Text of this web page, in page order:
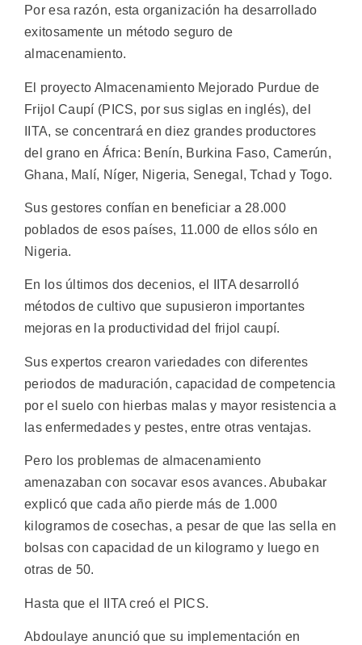
Por esa razón, esta organización ha desarrollado
exitosamente un método seguro de
almacenamiento.
El proyecto Almacenamiento Mejorado Purdue de
Frijol Caupí (PICS, por sus siglas en inglés), del
IITA, se concentrará en diez grandes productores
del grano en África: Benín, Burkina Faso, Camerún,
Ghana, Malí, Níger, Nigeria, Senegal, Tchad y Togo.
Sus gestores confían en beneficiar a 28.000
poblados de esos países, 11.000 de ellos sólo en
Nigeria.
En los últimos dos decenios, el IITA desarrolló
métodos de cultivo que supusieron importantes
mejoras en la productividad del frijol caupí.
Sus expertos crearon variedades con diferentes
periodos de maduración, capacidad de competencia
por el suelo con hierbas malas y mayor resistencia a
las enfermedades y pestes, entre otras ventajas.
Pero los problemas de almacenamiento
amenazaban con socavar esos avances. Abubakar
explicó que cada año pierde más de 1.000
kilogramos de cosechas, a pesar de que las sella en
bolsas con capacidad de un kilogramo y luego en
otras de 50.
Hasta que el IITA creó el PICS.
Abdoulaye anunció que su implementación en